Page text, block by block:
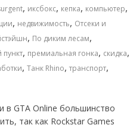
, иксбокс, кепка, компьютер,
, недвижимость, Отсеки и
, По диким лесам,
, премиальная гонка, скидка,
,Танк Rhino,транспорт,
в GTA Online большинство
так как Rockstar Games